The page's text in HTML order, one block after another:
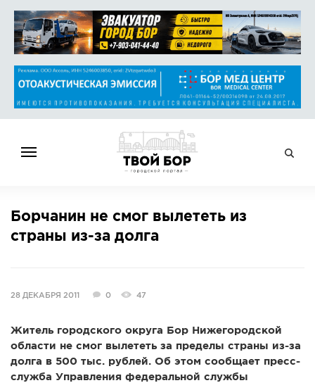
НОВОСТИ
СПРАВОЧНИК
СПРАВКА
КОНКУРСЫ
Борчанин не смог вылететь из
страны из-за долга
28 ДЕКАБРЯ 2011 0 47
Житель городского округа Бор Нижегородской
области не смог вылететь за пределы страны из-за
долга в 500 тыс. рублей. Об этом сообщает пресс-
служба Управления федеральной службы